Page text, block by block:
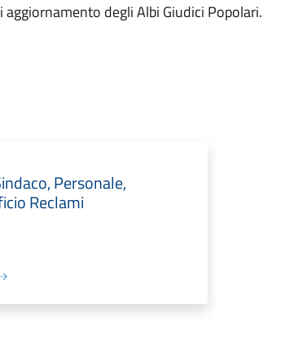
degli Albi Giudici Popolari.
Personale,
Reclami